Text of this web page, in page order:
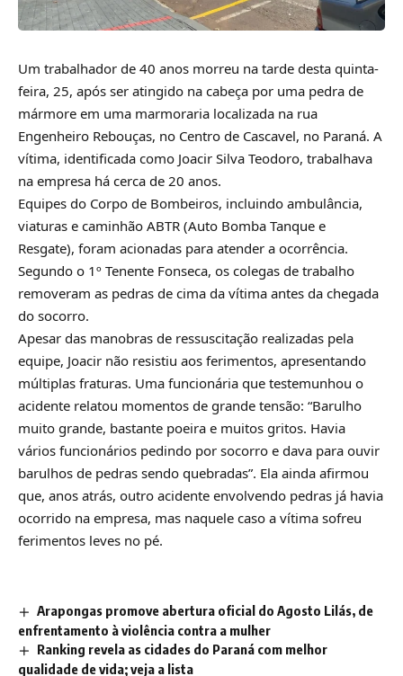
Um trabalhador de 40 anos morreu na tarde desta quinta-
feira, 25, após ser atingido na cabeça por uma pedra de
mármore em uma marmoraria localizada na rua
Engenheiro Rebouças, no Centro de Cascavel, no Paraná. A
vítima, identificada como Joacir Silva Teodoro, trabalhava
na empresa há cerca de 20 anos.
Equipes do Corpo de Bombeiros, incluindo ambulância,
viaturas e caminhão ABTR (Auto Bomba Tanque e
Resgate), foram acionadas para atender a ocorrência.
Segundo o 1º Tenente Fonseca, os colegas de trabalho
removeram as pedras de cima da vítima antes da chegada
do socorro.
Apesar das manobras de ressuscitação realizadas pela
equipe, Joacir não resistiu aos ferimentos, apresentando
múltiplas fraturas. Uma funcionária que testemunhou o
acidente relatou momentos de grande tensão: “Barulho
muito grande, bastante poeira e muitos gritos. Havia
vários funcionários pedindo por socorro e dava para ouvir
barulhos de pedras sendo quebradas”. Ela ainda afirmou
que, anos atrás, outro acidente envolvendo pedras já havia
ocorrido na empresa, mas naquele caso a vítima sofreu
ferimentos leves no pé.
Arapongas promove abertura oficial do Agosto Lilás, de
enfrentamento à violência contra a mulher
Ranking revela as cidades do Paraná com melhor
qualidade de vida; veja a lista